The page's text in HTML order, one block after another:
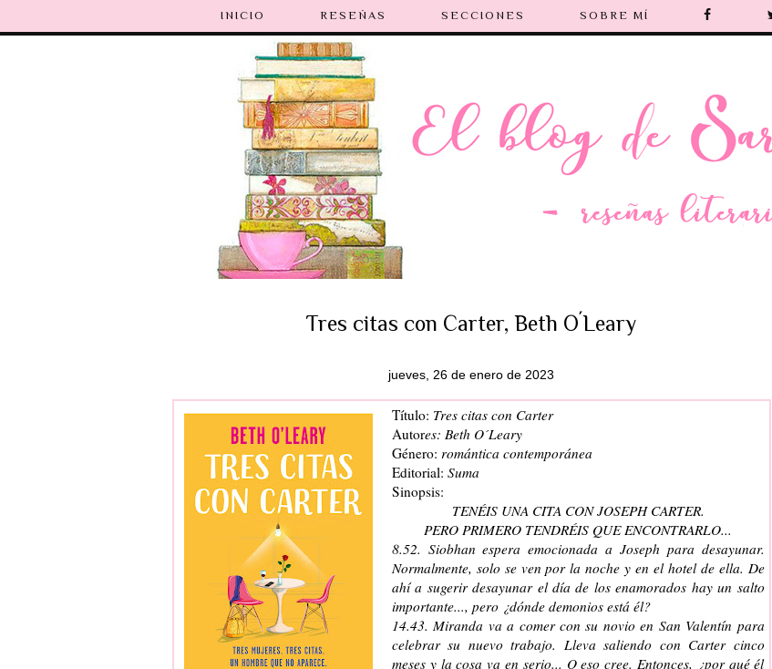
INICIO RESEÑAS SECCIONES SOBRE MÍ
Tres citas con Carter, Beth O´Leary
jueves, 26 de enero de 2023
Título: Tres citas con Carter
Autores: Beth O´Leary
Género: romántica contemporánea
Editorial: Suma
Sinopsis:
TENÉIS UNA CITA CON JOSEPH CARTER.
PERO PRIMERO TENDRÉIS QUE ENCONTRARLO...
8.52. Siobhan espera emocionada a Joseph para desayunar.
Normalmente, solo se ven por la noche y en el hotel de ella. De
ahí a sugerir desayunar el día de los enamorados hay un salto
importante..., pero ¿dónde demonios está él?
14.43. Miranda va a comer con su novio en San Valentín para
celebrar su nuevo trabajo. Lleva saliendo con Carter cinco
meses y la cosa va en serio... O eso cree. Entonces, ¿por qué él